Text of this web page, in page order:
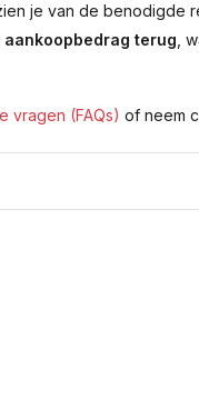
je van de benodigde
aankoopbedrag terug ,
vragen (FAQs) of neem